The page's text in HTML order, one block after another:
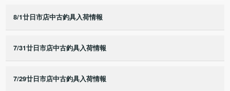
8/1廿日市店中古釣具入荷情報
7/31廿日市店中古釣具入荷情報
7/29廿日市店中古釣具入荷情報